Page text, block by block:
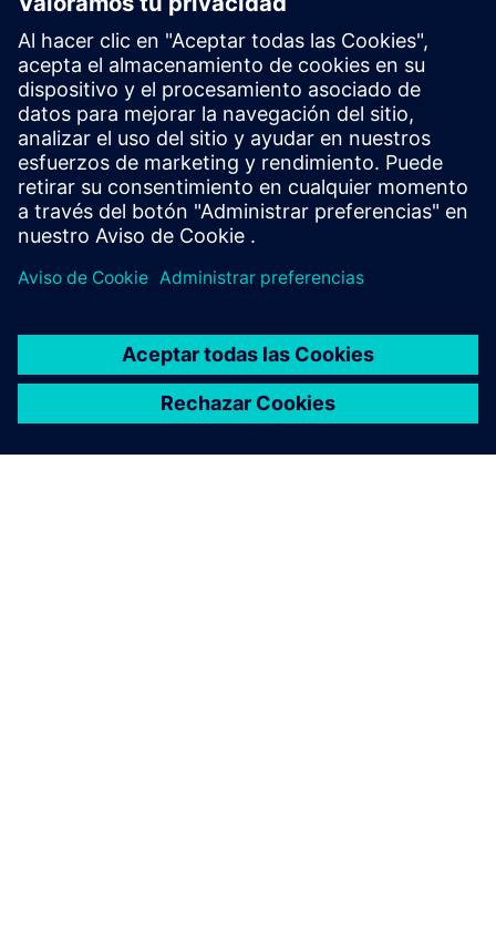
Información y recursos adicionales
Folleto de DIRTT Headwalls
Explore Headwalls en Dirtt.com
Requisitos previos